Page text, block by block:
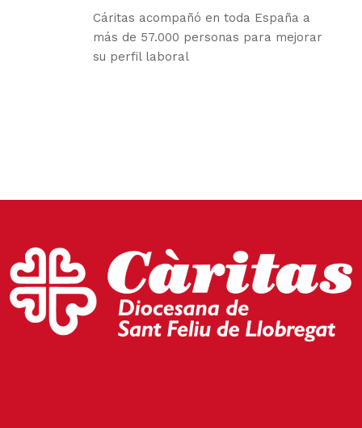
Cáritas acompañó en toda España a
más de 57.000 personas para mejorar
su perfil laboral